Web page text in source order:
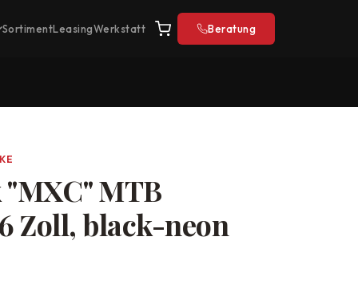
SortimentLeasingWerkstatt Beratung
"MXC" MTB
Zoll, black-neon